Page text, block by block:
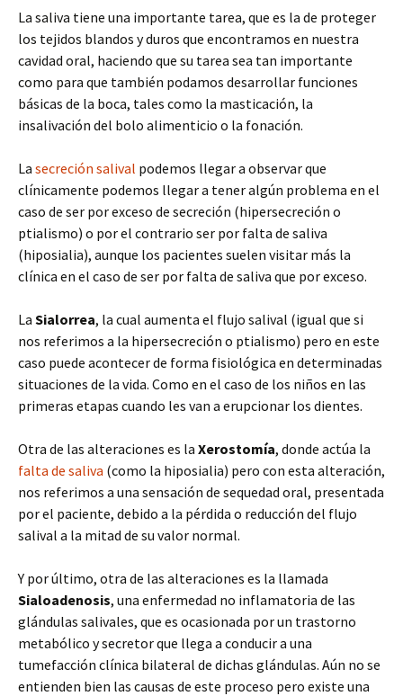
La saliva tiene una importante tarea, que es la de proteger
los tejidos blandos y duros que encontramos en nuestra
cavidad oral, haciendo que su tarea sea tan importante
como para que también podamos desarrollar funciones
básicas de la boca, tales como la masticación, la
insalivación del bolo alimenticio o la fonación.
La secreción salival podemos llegar a observar que
clínicamente podemos llegar a tener algún problema en el
caso de ser por exceso de secreción (hipersecreción o
ptialismo) o por el contrario ser por falta de saliva
(hiposialia), aunque los pacientes suelen visitar más la
clínica en el caso de ser por falta de saliva que por exceso.
La Sialorrea, la cual aumenta el flujo salival (igual que si
nos referimos a la hipersecreción o ptialismo) pero en este
caso puede acontecer de forma fisiológica en determinadas
situaciones de la vida. Como en el caso de los niños en las
primeras etapas cuando les van a erupcionar los dientes.
Otra de las alteraciones es la Xerostomía, donde actúa la
falta de saliva (como la hiposialia) pero con esta alteración,
nos referimos a una sensación de sequedad oral, presentada
por el paciente, debido a la pérdida o reducción del flujo
salival a la mitad de su valor normal.
Y por último, otra de las alteraciones es la llamada
Sialoadenosis, una enfermedad no inflamatoria de las
glándulas salivales, que es ocasionada por un trastorno
metabólico y secretor que llega a conducir a una
tumefacción clínica bilateral de dichas glándulas. Aún no se
entienden bien las causas de este proceso pero existe una